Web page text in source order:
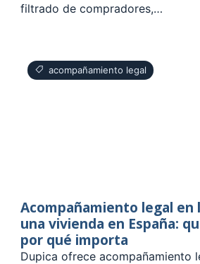
filtrado de compradores,…
acompañamiento legal
Acompañamiento legal en
una vivienda en España:
por qué importa
Dupica ofrece acompañamiento